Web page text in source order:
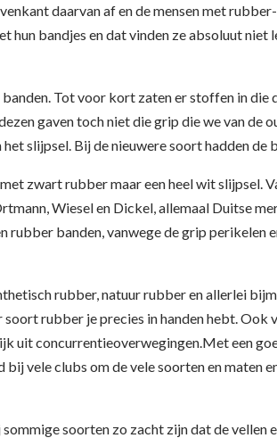
daarvan af en de mensen met
bandjes en dat vinden ze absoluut
Tot voor kort zaten er stoffen in
gaven toch niet die grip die we van de
slijpsel. Bij de nieuwere soort hadden
zwart rubber maar een heel wit slijpsel.
Wiesel en Dickel, allemaal Duitse
rubber banden, vanwege de grip perikelen
rubber, natuur rubber en allerlei
rubber je precies in handen hebt.
uit concurrentieoverwegingen.Met een
vele clubs om de vele soorten en maten
soorten zo zacht zijn dat de